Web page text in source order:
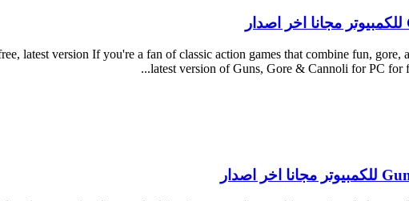
latest version If you're a fan of classic action games that combine fun, gore,
latest version of Guns, Gore & Cannoli for PC for